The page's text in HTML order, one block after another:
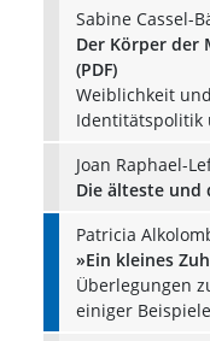
Sabine Cassel-
Der Körper der
(PDF)
Weiblichkeit
Identitätspolitik
Joan Raphael-
Die älteste und
Patricia
»Ein kleines
Überlegungen
einiger Beispiele